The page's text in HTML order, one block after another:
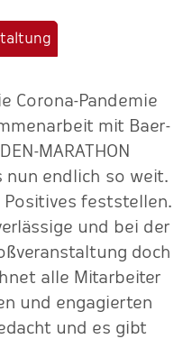
Corona-Pandemie
mit Baer-
MARATHON
nun endlich so weit.
feststellen.
und bei der
doch
alle Mitarbeiter
und engagierten
und es gibt